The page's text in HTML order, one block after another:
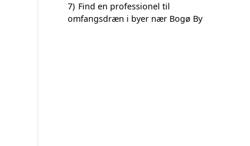
7) Find en professionel til
omfangsdræn i byer nær Bogø By